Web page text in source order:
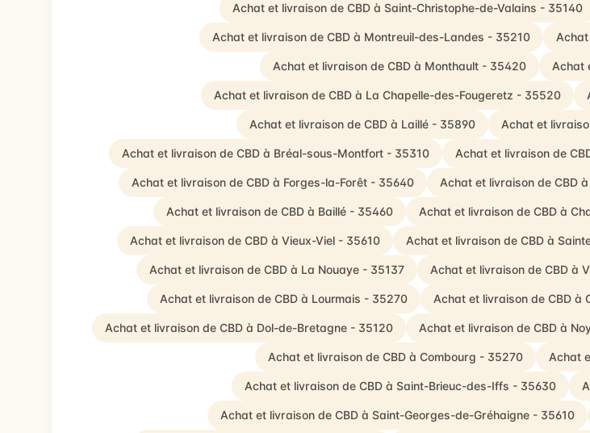
Achat et livraison de CBD à Saint-Christophe-de-Valains - 35140
Achat et livraison de CBD à Montreuil-des-Landes - 35210
Achat et livraison de CBD à Monthault - 35420 Achat
Achat et livraison de CBD à La Chapelle-des-Fougeretz - 35520
Achat et livraison de CBD à Laillé - 35890 Achat et
Achat et livraison de CBD à Bréal-sous-Montfort - 35310 Achat et livraison de
Achat et livraison de CBD à Forges-la-Forêt - 35640 Achat et livraison de CBD
Achat et livraison de CBD à Baillé - 35460 Achat et livraison de CBD à
Achat et livraison de CBD à Vieux-Viel - 35610 Achat et livraison de CBD à
Achat et livraison de CBD à La Nouaye - 35137 Achat et livraison de CBD à
Achat et livraison de CBD à Lourmais - 35270 Achat et livraison de CBD à
Achat et livraison de CBD à Dol-de-Bretagne - 35120 Achat et livraison de CBD à
Achat et livraison de CBD à Combourg - 35270 Achat
Achat et livraison de CBD à Saint-Brieuc-des-Iffs - 35630
Achat et livraison de CBD à Saint-Georges-de-Gréhaigne - 35610